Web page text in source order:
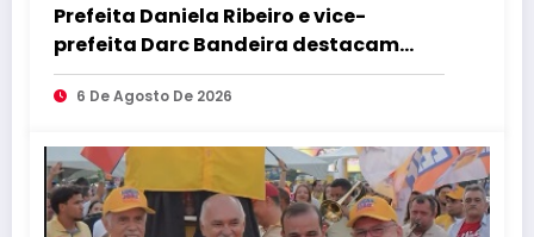
Prefeita Daniela Ribeiro e vice-
prefeita Darc Bandeira destacam
apoio a Lucas Ribeiro durante
convenção e afirmam confiança na
6 De Agosto De 2026